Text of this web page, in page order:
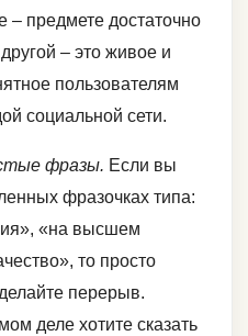
– предмете достаточно
– это живое и
пользователям
социальной сети.
фразы. Если вы
фразочках типа:
«на высшем
то просто
перерыв.
деле хотите сказать